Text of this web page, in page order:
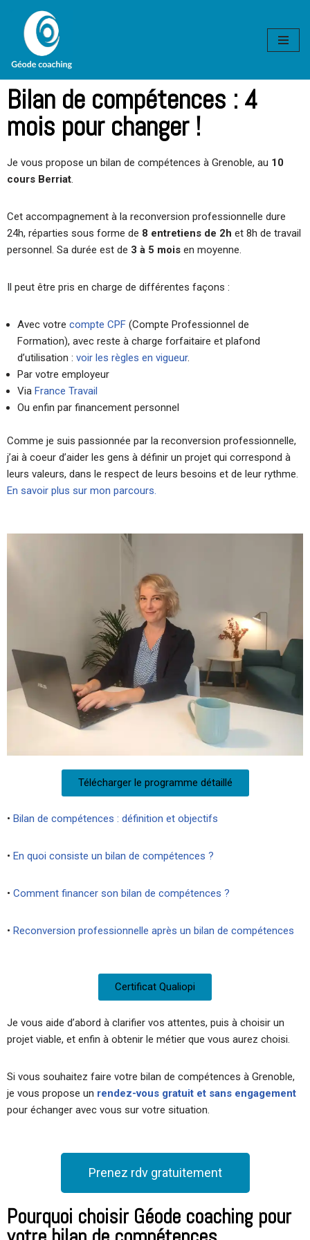
Aller
contenu
Bilan de compétences : 4
mois pour changer !
Je vous propose un bilan de compétences à Grenoble, au 10
cours Berriat.
Cet accompagnement à la reconversion professionnelle dure
24h, réparties sous forme de 8 entretiens de 2h et 8h de travail
personnel. Sa durée est de 3 à 5 mois en moyenne.
Il peut être pris en charge de différentes façons :
Avec votre compte CPF (Compte Professionnel de
Formation), avec reste à charge forfaitaire et plafond
d’utilisation : voir les règles en vigueur.
Par votre employeur
Via France Travail
Ou enfin par financement personnel
Comme je suis passionnée par la reconversion professionnelle,
j’ai à coeur d’aider les gens à définir un projet qui correspond à
leurs valeurs, dans le respect de leurs besoins et de leur rythme.
En savoir plus sur mon parcours.
Télécharger le programme détaillé
• Bilan de compétences : définition et objectifs
• En quoi consiste un bilan de compétences ?
• Comment financer son bilan de compétences ?
• Reconversion professionnelle après un bilan de compétences
Certificat Qualiopi
Je vous aide d’abord à clarifier vos attentes, puis à choisir un
projet viable, et enfin à obtenir le métier que vous aurez choisi.
Si vous souhaitez faire votre bilan de compétences à Grenoble,
je vous propose un rendez-vous gratuit et sans engagement
pour échanger avec vous sur votre situation.
Prenez rdv gratuitement
Pourquoi choisir Géode coaching pour